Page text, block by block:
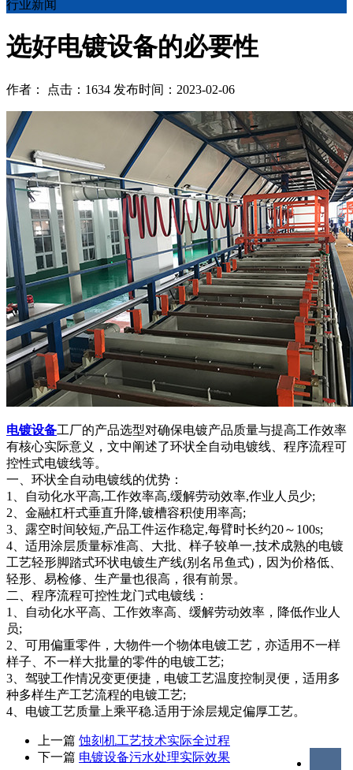
行业新闻
选好电镀设备的必要性
作者： 点击：1634 发布时间：2023-02-06
电镀设备工厂的产品选型对确保电镀产品质量与提高工作效率
有核心实际意义，文中阐述了环状全自动电镀线、程序流程可
控性式电镀线等。
一、环状全自动电镀线的优势：
1、自动化水平高,工作效率高,缓解劳动效率,作业人员少;
2、金融杠杆式垂直升降,镀槽容积使用率高;
3、露空时间较短,产品工件运作稳定,每臂时长约20～100s;
4、适用涂层质量标准高、大批、样子较单一,技术成熟的电镀
工艺轻形脚踏式环状电镀生产线(别名吊鱼式)，因为价格低、
轻形、易检修、生产量也很高，很有前景。
二、程序流程可控性龙门式电镀线：
1、自动化水平高、工作效率高、缓解劳动效率，降低作业人
员;
2、可用偏重零件，大物件一个物体电镀工艺，亦适用不一样
样子、不一样大批量的零件的电镀工艺;
3、驾驶工作情况变更便捷，电镀工艺温度控制灵便，适用多
种多样生产工艺流程的电镀工艺;
4、电镀工艺质量上乘平稳.适用于涂层规定偏厚工艺。
上一篇 蚀刻机工艺技术实际全过程
下一篇 电镀设备污水处理实际效果